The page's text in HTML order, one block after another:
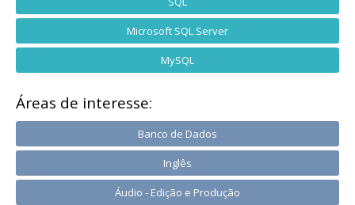
Microsoft SQL Server
MySQL
Áreas de interesse:
Banco de Dados
Inglês
Áudio - Edição e Produção